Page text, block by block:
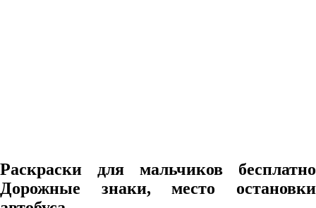
Раскраски для мальчиков бесплатно
Дорожные знаки, место остановки